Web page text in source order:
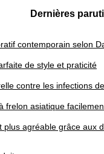
Dernières
contemporain selon
de style et praticité
contre les infections
frelon asiatique
agréable grâce aux